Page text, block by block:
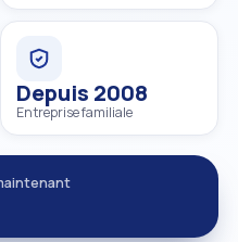
Depuis 2008
Entreprise familiale